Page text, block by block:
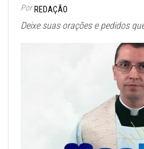
Por REDAÇÃO
Deixe suas orações e pedidos